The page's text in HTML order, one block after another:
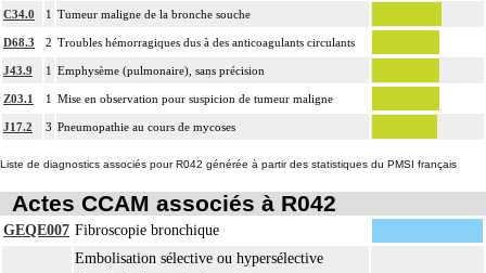
C34.0 1 Tumeur maligne de la bronche souche
D68.3 2 Troubles hémorragiques dus à des anticoagulants circulants
J43.9 1 Emphysème (pulmonaire), sans précision
Z03.1 1 Mise en observation pour suspicion de tumeur maligne
J17.2 3 Pneumopathie au cours de mycoses
Liste de diagnostics associés pour R042 générée à partir des statistiques du PMSI français
Actes CCAM associés à R042
GEQE007 Fibroscopie bronchique
Embolisation sélective ou hypersélective